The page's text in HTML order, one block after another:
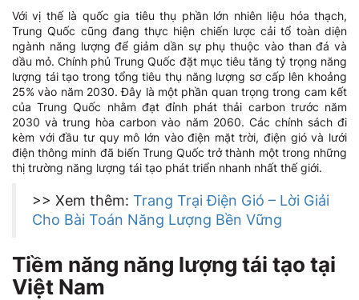
Với vị thế là quốc gia tiêu thụ phần lớn nhiên liệu hóa thạch,
Trung Quốc cũng đang thực hiện chiến lược cải tổ toàn diện
ngành năng lượng để giảm dần sự phụ thuộc vào than đá và
dầu mỏ. Chính phủ Trung Quốc đặt mục tiêu tăng tỷ trọng năng
lượng tái tạo trong tổng tiêu thụ năng lượng sơ cấp lên khoảng
25% vào năm 2030. Đây là một phần quan trọng trong cam kết
của Trung Quốc nhằm đạt đỉnh phát thải carbon trước năm
2030 và trung hòa carbon vào năm 2060. Các chính sách đi
kèm với đầu tư quy mô lớn vào điện mặt trời, điện gió và lưới
điện thông minh đã biến Trung Quốc trở thành một trong những
thị trường năng lượng tái tạo phát triển nhanh nhất thế giới.
>> Xem thêm: Trang Trại Điện Gió – Lời Giải
Cho Bài Toán Năng Lượng Bền Vững
Tiềm năng năng lượng tái tạo tại
Việt Nam